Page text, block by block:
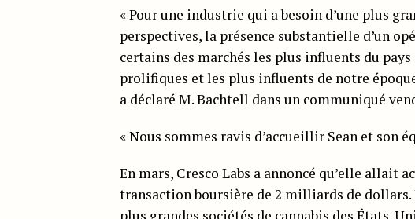
« Pour une industrie qui a besoin d’une plus
perspectives, la présence substantielle d’un
certains des marchés les plus influents du
prolifiques et les plus influents de notre
a déclaré M. Bachtell dans un communiqué
« Nous sommes ravis d’accueillir Sean et son
En mars, Cresco Labs a annoncé qu’elle allait
transaction boursière de 2 milliards de dollars.
plus grandes sociétés de cannabis des États-